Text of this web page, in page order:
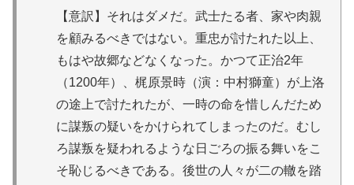
【意訳】それはダメだ。武士たる者、家や肉親
を顧みるべきではない。重忠が討たれた以上、
もはや故郷などなくなった。かつて正治2年
（1200年）、梶原景時（演：中村獅童）が上洛
の途上で討たれたが、一時の命を惜しんだため
に謀叛の疑いをかけられてしまったのだ。むし
ろ謀叛を疑われるような日ごろの振る舞いをこ
そ恥じるべきである。後世の人々が二の轍を踏